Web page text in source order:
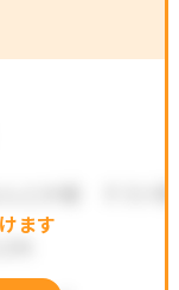
ます